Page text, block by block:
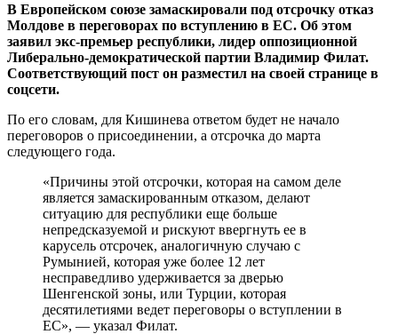
В Европейском союзе замаскировали под отсрочку отказ
Молдове в переговорах по вступлению в ЕС. Об этом
заявил экс-премьер республики, лидер оппозиционной
Либерально-демократической партии Владимир Филат.
Соответствующий пост он разместил на своей странице в
соцсети.
По его словам, для Кишинева ответом будет не начало
переговоров о присоединении, а отсрочка до марта
следующего года.
«Причины этой отсрочки, которая на самом деле
является замаскированным отказом, делают
ситуацию для республики еще больше
непредсказуемой и рискуют ввергнуть ее в
карусель отсрочек, аналогичную случаю с
Румынией, которая уже более 12 лет
несправедливо удерживается за дверью
Шенгенской зоны, или Турции, которая
десятилетиями ведет переговоры о вступлении в
ЕС», — указал Филат.